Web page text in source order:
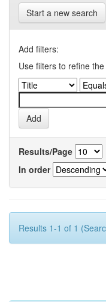
Start a new search
Add filters:
Use filters to refine
Results/Page
In order
Results 1-1 of 1